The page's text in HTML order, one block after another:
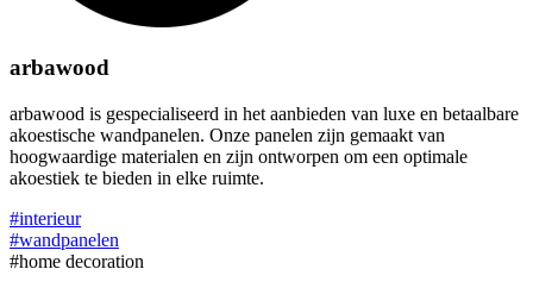
arbawood
arbawood is gespecialiseerd in het aanbieden van luxe en betaalbare
akoestische wandpanelen. Onze panelen zijn gemaakt van
hoogwaardige materialen en zijn ontworpen om een optimale
akoestiek te bieden in elke ruimte.
#interieur
#wandpanelen
#home decoration